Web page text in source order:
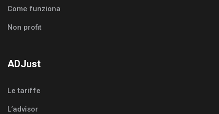
Come funziona
Non profit
ADJust
Le tariffe
L’advisor